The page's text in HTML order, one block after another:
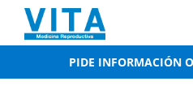
content
PIDE INFORMACIÓN